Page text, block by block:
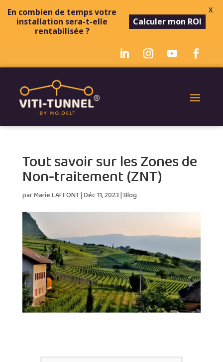
Tout savoir sur les Zones de
Non-traitement (ZNT)
parMarie LAFFONT|Déc 11, 2023|Blog
En combien de temps votre
installation sera-t-elle
rentabilisée ?
Calculer mon ROI
X